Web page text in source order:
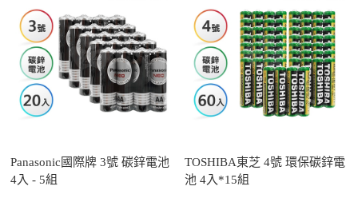
Panasonic國際牌 3號 碳鋅電池
4入 - 5組
TOSHIBA東芝 4號 環保碳鋅電
池 4入*15組